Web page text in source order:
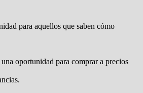
para aquellos que saben cómo
oportunidad para comprar a precios